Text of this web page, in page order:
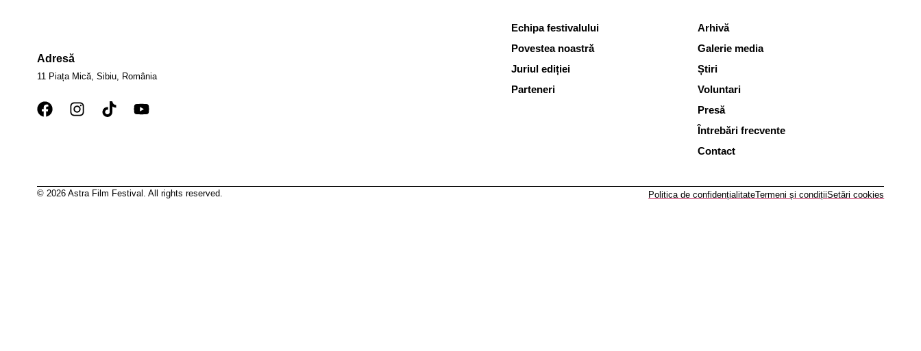
Adresă
11 Piața Mică, Sibiu, România
Echipa festivalului
Povestea noastră
Juriul ediției
Parteneri
Arhivă
Galerie media
Știri
Voluntari
Presă
Întrebări frecvente
Contact
© 2026 Astra Film Festival. All rights reserved. Politica de confidențialitateTermeni și condițiiSetări cookies